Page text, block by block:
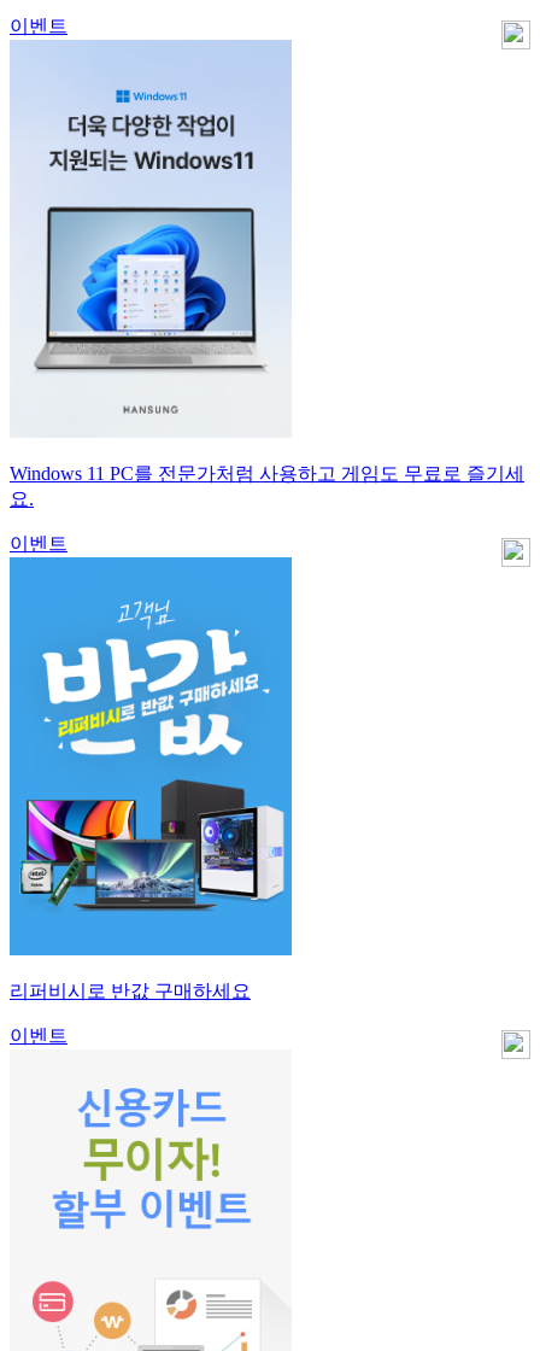
이벤트
Windows 11 PC를 전문가처럼 사용하고 게임도 무료로 즐기세
요.
이벤트
리퍼비시로 반값 구매하세요
이벤트